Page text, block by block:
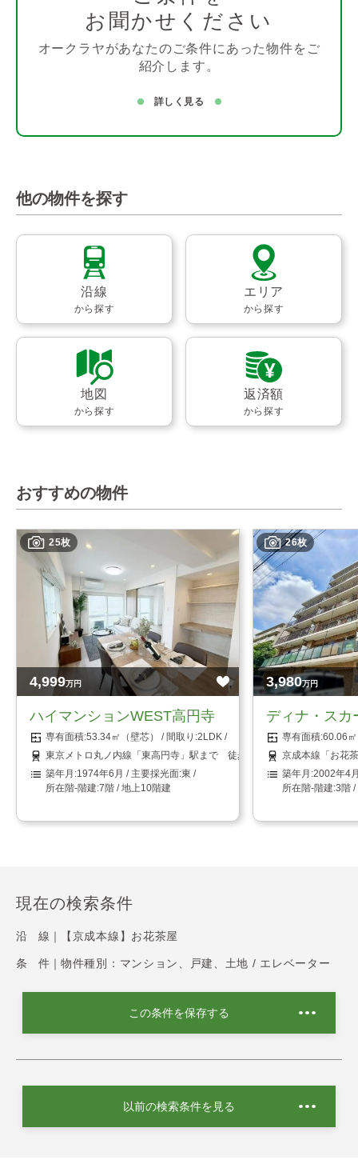
お聞かせください
オークラヤがあなたのご条件にあった物件をご
紹介します。
詳しく見る
他の物件を探す
沿線
から探す
エリア
から探す
地図
から探す
返済額
から探す
おすすめの物件
25枚
4,999万円
ハイマンションWEST高円寺
53.34㎡（壁芯）
2LDK
東京メトロ丸ノ内線「東高円寺」駅まで 徒歩1分
1974年6月
東
7階 / 地上10階建
26枚
3,980万円
ディナ・スカ
60.06
京成本線「お花
2002年4
3階 /
現在の検索条件
沿 線｜ 【京成本線】お花茶屋
条 件｜ 物件種別：マンション、戸建、土地 / エレベーター
この条件を保存する
以前の検索条件を見る